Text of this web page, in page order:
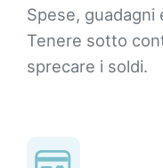
Spese, guadagni
Tenere sotto
sprecare i soldi.